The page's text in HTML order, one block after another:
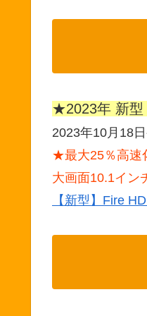
★2023年 新型
2023年10月18
★最大25％高速
大画面10.1イン
【新型】Fire